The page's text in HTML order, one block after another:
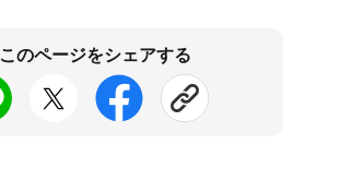
このページをシェアする